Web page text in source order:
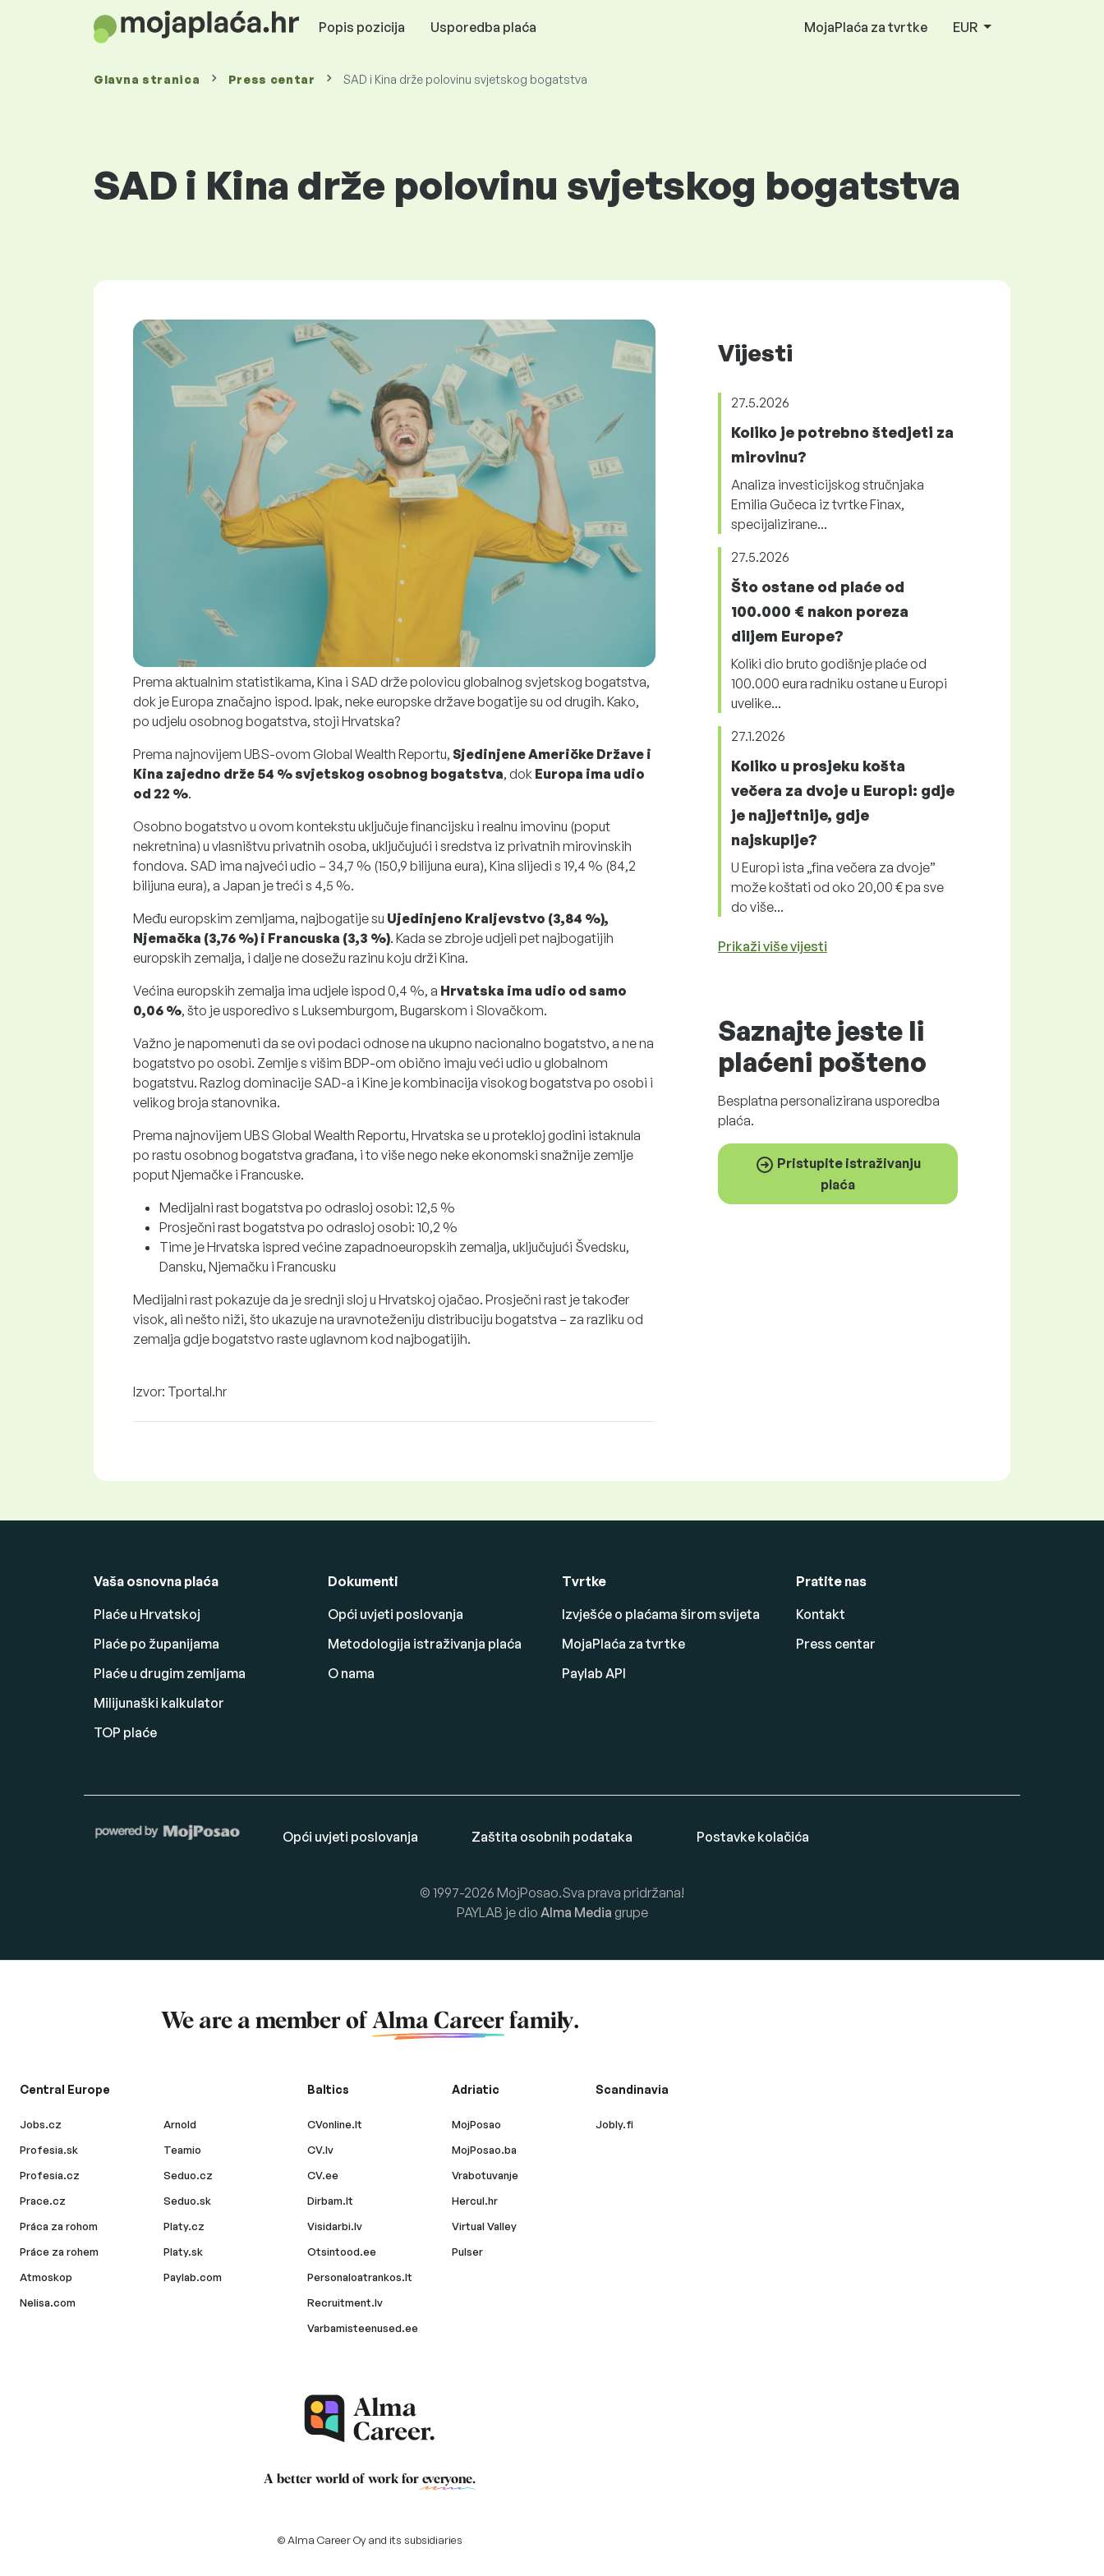
Popis pozicija Usporedba plaća MojaPlaća za tvrtke EUR
Glavna stranica Press centar SAD i Kina drže polovinu svjetskog bogatstva
SAD i Kina drže polovinu svjetskog bogatstva
Prema aktualnim statistikama, Kina i SAD drže polovicu globalnog svjetskog bogatstva,
dok je Europa značajno ispod. Ipak, neke europske države bogatije su od drugih. Kako,
po udjelu osobnog bogatstva, stoji Hrvatska?
Prema najnovijem UBS-ovom Global Wealth Reportu, Sjedinjene Američke Države i
Kina zajedno drže 54 % svjetskog osobnog bogatstva, dok Europa ima udio
od 22 %.
Osobno bogatstvo u ovom kontekstu uključuje financijsku i realnu imovinu (poput
nekretnina) u vlasništvu privatnih osoba, uključujući i sredstva iz privatnih mirovinskih
fondova. SAD ima najveći udio – 34,7 % (150,9 bilijuna eura), Kina slijedi s 19,4 % (84,2
bilijuna eura), a Japan je treći s 4,5 %.
Među europskim zemljama, najbogatije su Ujedinjeno Kraljevstvo (3,84 %),
Njemačka (3,76 %) i Francuska (3,3 %). Kada se zbroje udjeli pet najbogatijih
europskih zemalja, i dalje ne dosežu razinu koju drži Kina.
Većina europskih zemalja ima udjele ispod 0,4 %, a Hrvatska ima udio od samo
0,06 %, što je usporedivo s Luksemburgom, Bugarskom i Slovačkom.
Važno je napomenuti da se ovi podaci odnose na ukupno nacionalno bogatstvo, a ne na
bogatstvo po osobi. Zemlje s višim BDP-om obično imaju veći udio u globalnom
bogatstvu. Razlog dominacije SAD-a i Kine je kombinacija visokog bogatstva po osobi i
velikog broja stanovnika.
Prema najnovijem UBS Global Wealth Reportu, Hrvatska se u protekloj godini istaknula
po rastu osobnog bogatstva građana, i to više nego neke ekonomski snažnije zemlje
poput Njemačke i Francuske.
Medijalni rast bogatstva po odrasloj osobi: 12,5 %
Prosječni rast bogatstva po odrasloj osobi: 10,2 %
Time je Hrvatska ispred većine zapadnoeuropskih zemalja, uključujući Švedsku,
Dansku, Njemačku i Francusku
Medijalni rast pokazuje da je srednji sloj u Hrvatskoj ojačao. Prosječni rast je također
visok, ali nešto niži, što ukazuje na uravnoteženiju distribuciju bogatstva – za razliku od
zemalja gdje bogatstvo raste uglavnom kod najbogatijih.
Izvor: Tportal.hr
Vijesti
27.5.2026
Koliko je potrebno štedjeti za
mirovinu?
Analiza investicijskog stručnjaka
Emilia Gučeca iz tvrtke Finax,
specijalizirane...
27.5.2026
Što ostane od plaće od
100.000 € nakon poreza
diljem Europe?
Koliki dio bruto godišnje plaće od
100.000 eura radniku ostane u Europi
uvelike...
27.1.2026
Koliko u prosjeku košta
večera za dvoje u Europi: gdje
je najjeftnije, gdje
najskuplje?
U Europi ista „fina večera za dvoje”
može koštati od oko 20,00 € pa sve
do više...
Prikaži više vijesti
Saznajte jeste li
plaćeni pošteno
Besplatna personalizirana usporedba
plaća.
Pristupite istraživanju
plaća
Vaša osnovna plaća
Plaće u Hrvatskoj
Plaće po županijama
Plaće u drugim zemljama
Milijunaški kalkulator
TOP plaće
Dokumenti
Opći uvjeti poslovanja
Metodologija istraživanja plaća
O nama
Tvrtke
Izvješće o plaćama širom svijeta
MojaPlaća za tvrtke
Paylab API
Pratite nas
Kontakt
Press centar
Opći uvjeti poslovanja Zaštita osobnih podataka Postavke kolačića
© 1997-2026 MojPosao.Sva prava pridržana!
PAYLAB je dio Alma Media grupe
We are a member of Alma Careerfamily.
Central Europe
Jobs.cz
Profesia.sk
Profesia.cz
Prace.cz
Práca za rohom
Práce za rohem
Atmoskop
Nelisa.com
Arnold
Teamio
Seduo.cz
Seduo.sk
Platy.cz
Platy.sk
Paylab.com
Baltics
CVonline.lt
CV.lv
CV.ee
Dirbam.lt
Visidarbi.lv
Otsintood.ee
Personaloatrankos.lt
Recruitment.lv
Varbamisteenused.ee
Adriatic
MojPosao
MojPosao.ba
Vrabotuvanje
Hercul.hr
Virtual Valley
Pulser
Scandinavia
Jobly.fi
A better world of work for everyone.
© Alma Career Oy and its subsidiaries